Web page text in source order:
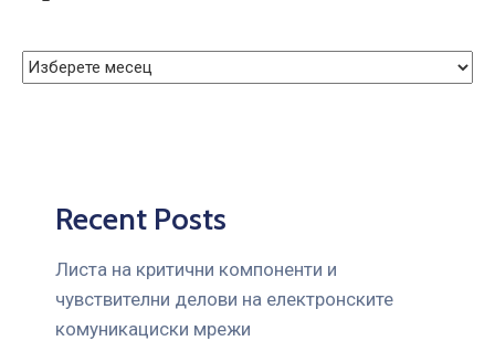
Recent Posts
Листа на критични компоненти и
чувствителни делови на електронските
комуникациски мрежи